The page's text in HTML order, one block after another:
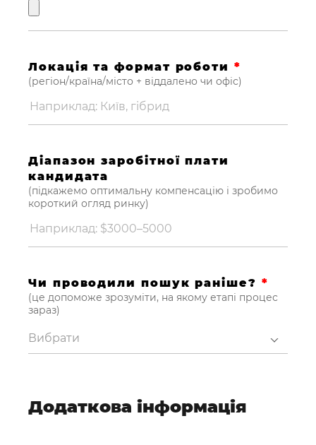
Локація та формат роботи *
(регіон/країна/місто + віддалено чи офіс)
Діапазон заробітної плати
кандидата
(підкажемо оптимальну компенсацію і зробимо
короткий огляд ринку)
Чи проводили пошук раніше? *
(це допоможе зрозуміти, на якому етапі процес
зараз)
Вибрати
Додаткова інформація